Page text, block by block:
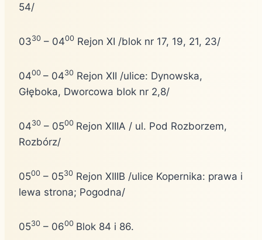
54/
0330 – 0400 Rejon XI /blok nr 17, 19, 21, 23/
0400 – 0430 Rejon XII /ulice: Dynowska,
Głęboka, Dworcowa blok nr 2,8/
0430 – 0500 Rejon XIIIA / ul. Pod Rozborzem,
Rozbórz/
0500 – 0530 Rejon XIIIB /ulice Kopernika: prawa i
lewa strona; Pogodna/
0530 – 0600 Blok 84 i 86.